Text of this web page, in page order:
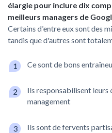
élargie pour inclure dix
meilleurs managers de
Certains d'entre eux sont des
tandis que d'autres sont
Ce sont de bons
Ils responsabilisent
management
Ils sont de fervents